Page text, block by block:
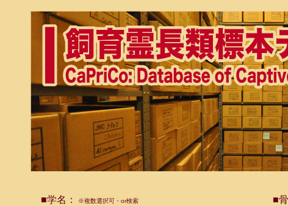
■学名： ※複数選択可・or検索 ■